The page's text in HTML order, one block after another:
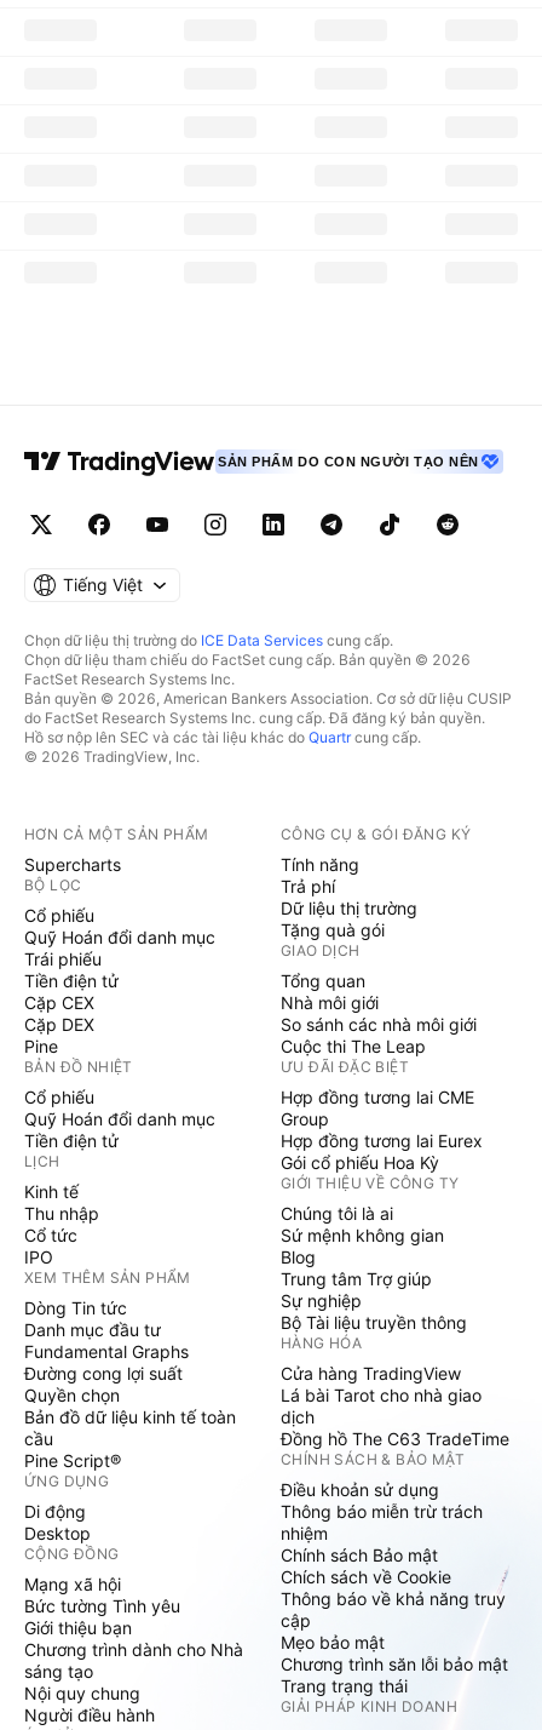
SẢN PHẨM DO CON NGƯỜI TẠO NÊN
Tiếng Việt
Chọn dữ liệu thị trường do ICE Data Services cung cấp.
Chọn dữ liệu tham chiếu do FactSet cung cấp. Bản quyền © 2026
FactSet Research Systems Inc.
Bản quyền © 2026, American Bankers Association. Cơ sở dữ liệu CUSIP
do FactSet Research Systems Inc. cung cấp. Đã đăng ký bản quyền.
Hồ sơ nộp lên SEC và các tài liệu khác do Quartrcung cấp.
© 2026 TradingView, Inc.
HƠN CẢ MỘT SẢN PHẨM
Supercharts
BỘ LỌC
Cổ phiếu
Quỹ Hoán đổi danh mục
Trái phiếu
Tiền điện tử
Cặp CEX
Cặp DEX
Pine
BẢN ĐỒ NHIỆT
Cổ phiếu
Quỹ Hoán đổi danh mục
Tiền điện tử
LỊCH
Kinh tế
Thu nhập
Cổ tức
IPO
XEM THÊM SẢN PHẨM
Dòng Tin tức
Danh mục đầu tư
Fundamental Graphs
Đường cong lợi suất
Quyền chọn
Bản đồ dữ liệu kinh tế toàn
cầu
Pine Script®
ỨNG DỤNG
Di động
Desktop
CỘNG ĐỒNG
Mạng xã hội
Bức tường Tình yêu
Giới thiệu bạn
Chương trình dành cho Nhà
sáng tạo
Nội quy chung
Người điều hành
CÔNG CỤ & GÓI ĐĂNG KÝ
Tính năng
Trả phí
Dữ liệu thị trường
Tặng quà gói
GIAO DỊCH
Tổng quan
Nhà môi giới
So sánh các nhà môi giới
Cuộc thi The Leap
ƯU ĐÃI ĐẶC BIỆT
Hợp đồng tương lai CME
Group
Hợp đồng tương lai Eurex
Gói cổ phiếu Hoa Kỳ
GIỚI THIỆU VỀ CÔNG TY
Chúng tôi là ai
Sứ mệnh không gian
Blog
Trung tâm Trợ giúp
Sự nghiệp
Bộ Tài liệu truyền thông
HÀNG HÓA
Cửa hàng TradingView
Lá bài Tarot cho nhà giao
dịch
Đồng hồ The C63 TradeTime
CHÍNH SÁCH & BẢO MẬT
Điều khoản sử dụng
Thông báo miễn trừ trách
nhiệm
Chính sách Bảo mật
Chích sách về Cookie
Thông báo về khả năng truy
cập
Mẹo bảo mật
Chương trình săn lỗi bảo mật
Trang trạng thái
GIẢI PHÁP KINH DOANH